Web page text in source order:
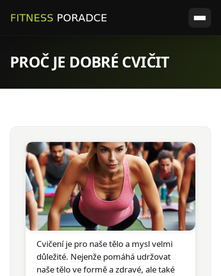
PROČ JE DOBRÉ CVIČIT
Cvičení je pro naše tělo a mysl velmi
důležité. Nejenže pomáhá udržovat
naše tělo ve formě a zdravé, ale také